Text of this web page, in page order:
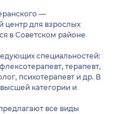
—
для взрослых
в Советском районе
специальностей:
, терапевт,
психотерапевт и др. В
категории и
все виды